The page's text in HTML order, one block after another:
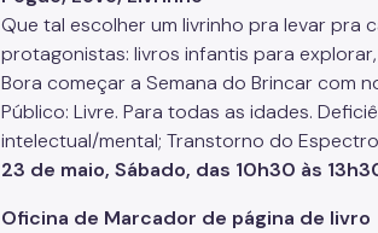
Que tal escolher um livrinho pra levar pra
protagonistas: livros infantis para
Bora começar a Semana do Brincar com
Público: Livre. Para todas as idades.
intelectual/mental; Transtorno do
23 de maio, Sábado, das 10h30 às
Oficina de Marcador de página de livro